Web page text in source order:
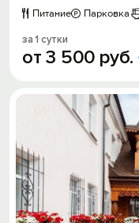
Питание
Парковка
за 1 сутки
от3 500 руб.